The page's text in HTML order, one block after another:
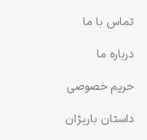
تماس با ما
درباره ما
حریم خصوصی
داستان باریژان